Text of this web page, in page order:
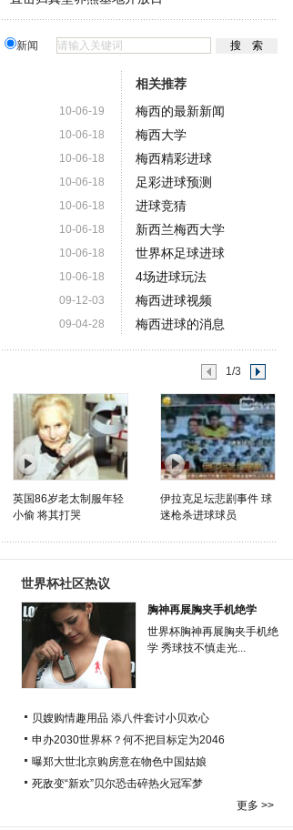
新闻
10-06-19
10-06-18
10-06-18
10-06-18
10-06-18
10-06-18
10-06-18
10-06-18
09-12-03
09-04-28
相关推荐
梅西的最新新闻
梅西大学
梅西精彩进球
足彩进球预测
进球竞猜
新西兰梅西大学
世界杯足球进球
4场进球玩法
梅西进球视频
梅西进球的消息
1/3
英国86岁老太制服年轻
小偷 将其打哭
伊拉克足坛悲剧事件 球
迷枪杀进球球员
世界杯社区热议
胸神再展胸夹手机绝学
世界杯胸神再展胸夹手机绝
学 秀球技不慎走光...
贝嫂购情趣用品 添八件套讨小贝欢心
申办2030世界杯？何不把目标定为2046
曝郑大世北京购房意在物色中国姑娘
死敌变“新欢”贝尔恐击碎热火冠军梦
更多 >>